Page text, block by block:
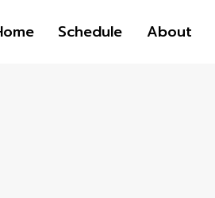
Schedule About